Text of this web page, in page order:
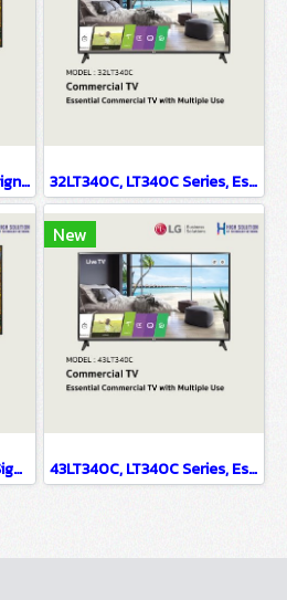
43UP751C, UP751C, UHD Signage, 4K UHD Smart TV - LG Commercial TV 32LT340C, LT340C Series, Essential Commercial TV with Multiple Use
55UP751C, UP751C, UHD Signage, 4K UHD Smart TV - LG Commercial TV
New
43LT340C, LT340C Series, Essential Commercial TV with Multiple Use